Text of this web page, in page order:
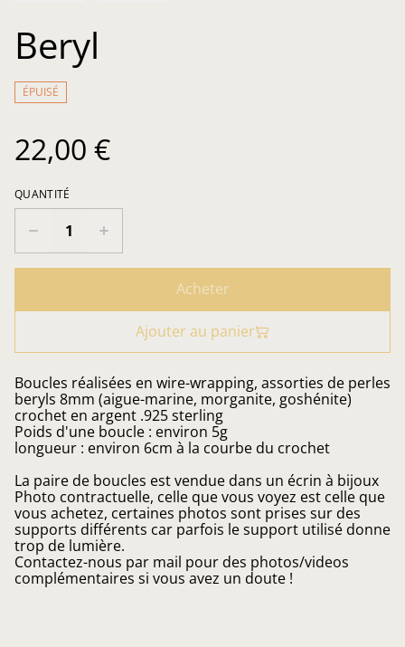
Beryl
ÉPUISÉ
22,00 €
QUANTITÉ
Acheter
Ajouter au panier
Boucles réalisées en wire-wrapping, assorties de perles
beryls 8mm (aigue-marine, morganite, goshénite)
crochet en argent .925 sterling
Poids d'une boucle : environ 5g
longueur : environ 6cm à la courbe du crochet
La paire de boucles est vendue dans un écrin à bijoux
Photo contractuelle, celle que vous voyez est celle que
vous achetez, certaines photos sont prises sur des
supports différents car parfois le support utilisé donne
trop de lumière.
Contactez-nous par mail pour des photos/videos
complémentaires si vous avez un doute !